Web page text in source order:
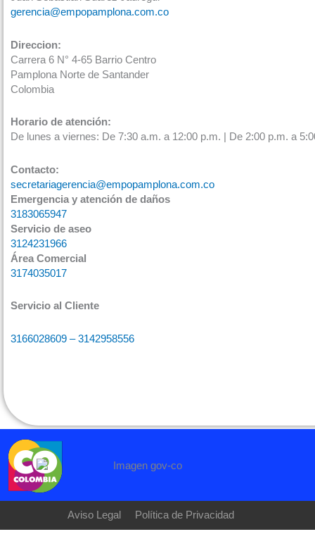
gerencia@empopamplona.com.co
Direccion:
Carrera 6 N° 4-65 Barrio Centro
Pamplona Norte de Santander
Colombia
Horario de atención:
De lunes a viernes: De 7:30 a.m. a 12:00 p.m. | De 2:00 p.m. a
Contacto:
secretariagerencia@empopamplona.com.co
Emergencia y atención de daños
3183065947
Servicio de aseo
3124231966
Área Comercial
3174035017
Servicio al Cliente
3166028609 – 3142958556
Aviso Legal Política de Privacidad